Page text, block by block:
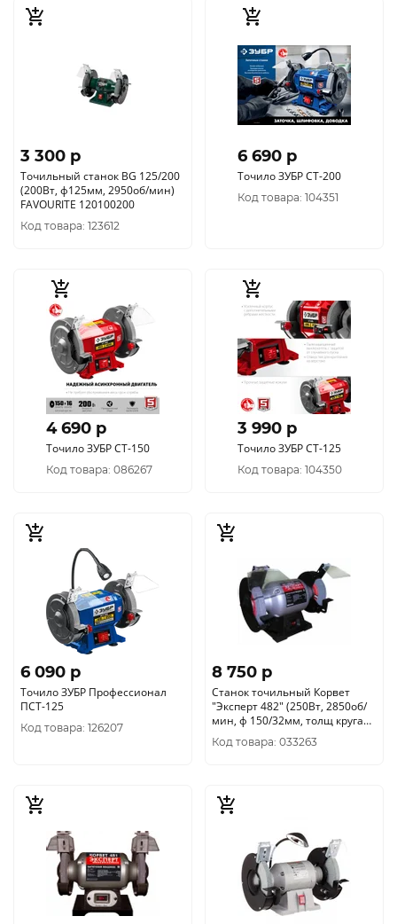
3 300 p
Точильный станок BG 125/200
(200Вт, ф125мм, 2950об/мин)
FAVOURITE 120100200
Код товара: 123612
6 690 p
Точило ЗУБР СТ-200
Код товара: 104351
4 690 p
Точило ЗУБР СТ-150
Код товара: 086267
3 990 p
Точило ЗУБР СТ-125
Код товара: 104350
6 090 p
Точило ЗУБР Профессионал
ПСТ-125
Код товара: 126207
8 750 p
Станок точильный Корвет
"Эксперт 482" (250Вт, 2850об/
мин, ф 150/32мм, толщ круга
20мм ) Энкор 94820
Код товара: 033263